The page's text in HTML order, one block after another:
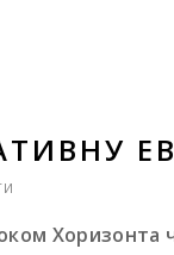
Хоризонта